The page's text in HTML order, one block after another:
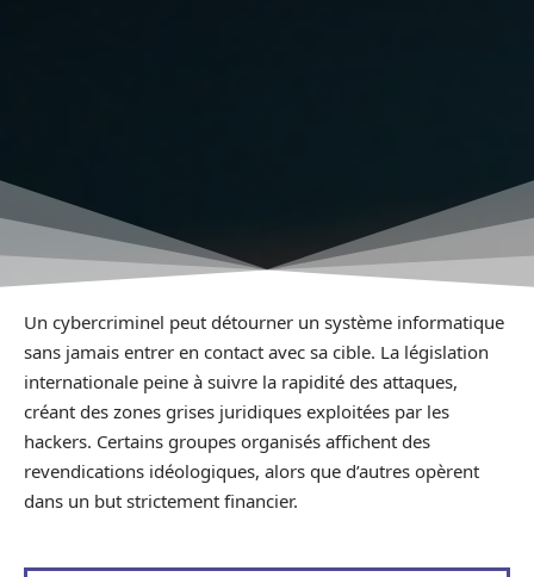
Un cybercriminel peut détourner un système informatique
sans jamais entrer en contact avec sa cible. La législation
internationale peine à suivre la rapidité des attaques,
créant des zones grises juridiques exploitées par les
hackers. Certains groupes organisés affichent des
revendications idéologiques, alors que d’autres opèrent
dans un but strictement financier.